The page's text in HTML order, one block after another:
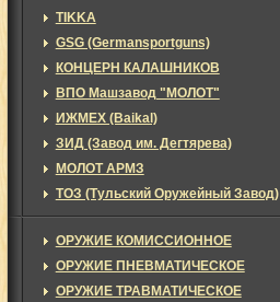
TIKKA
GSG (Germansportguns)
КОНЦЕРН КАЛАШНИКОВ
ВПО Машзавод "МОЛОТ"
ИЖМЕХ (Baikal)
ЗИД (Завод им. Дегтярева)
МОЛОТ АРМЗ
ТОЗ (Тульский Оружейный Завод)
ОРУЖИЕ КОМИССИОННОЕ
ОРУЖИЕ ПНЕВМАТИЧЕСКОЕ
ОРУЖИЕ ТРАВМАТИЧЕСКОЕ